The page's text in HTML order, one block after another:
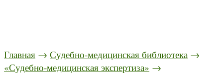
Главная → Судебно-медицинская библиотека →
«Судебно-медицинская экспертиза» →